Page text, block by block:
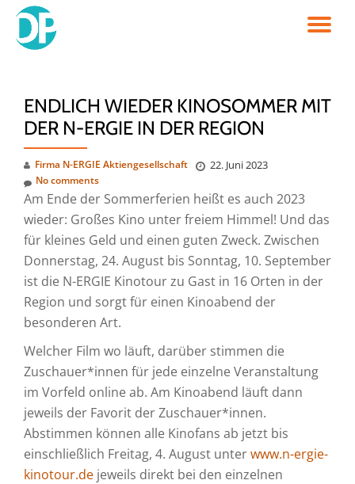
Skip
ENDLICH WIEDER KINOSOMMER MIT
DER N-ERGIE IN DER REGION
Firma N-ERGIE Aktiengesellschaft 22. Juni 2023
No comments
Am Ende der Sommerferien heißt es auch 2023
wieder: Großes Kino unter freiem Himmel! Und das
für kleines Geld und einen guten Zweck. Zwischen
Donnerstag, 24. August bis Sonntag, 10. September
ist die N-ERGIE Kinotour zu Gast in 16 Orten in der
Region und sorgt für einen Kinoabend der
besonderen Art.
Welcher Film wo läuft, darüber stimmen die
Zuschauer*innen für jede einzelne Veranstaltung
im Vorfeld online ab. Am Kinoabend läuft dann
jeweils der Favorit der Zuschauer*innen.
Abstimmen können alle Kinofans ab jetzt bis
einschließlich Freitag, 4. August unterwww.n-ergie-
kinotour.de jeweils direkt bei den einzelnen